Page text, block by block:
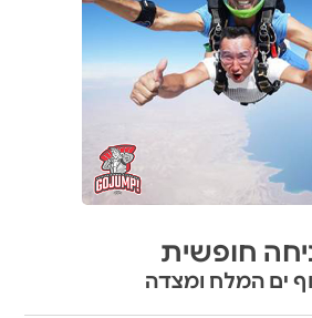
ים המלח ומצדה